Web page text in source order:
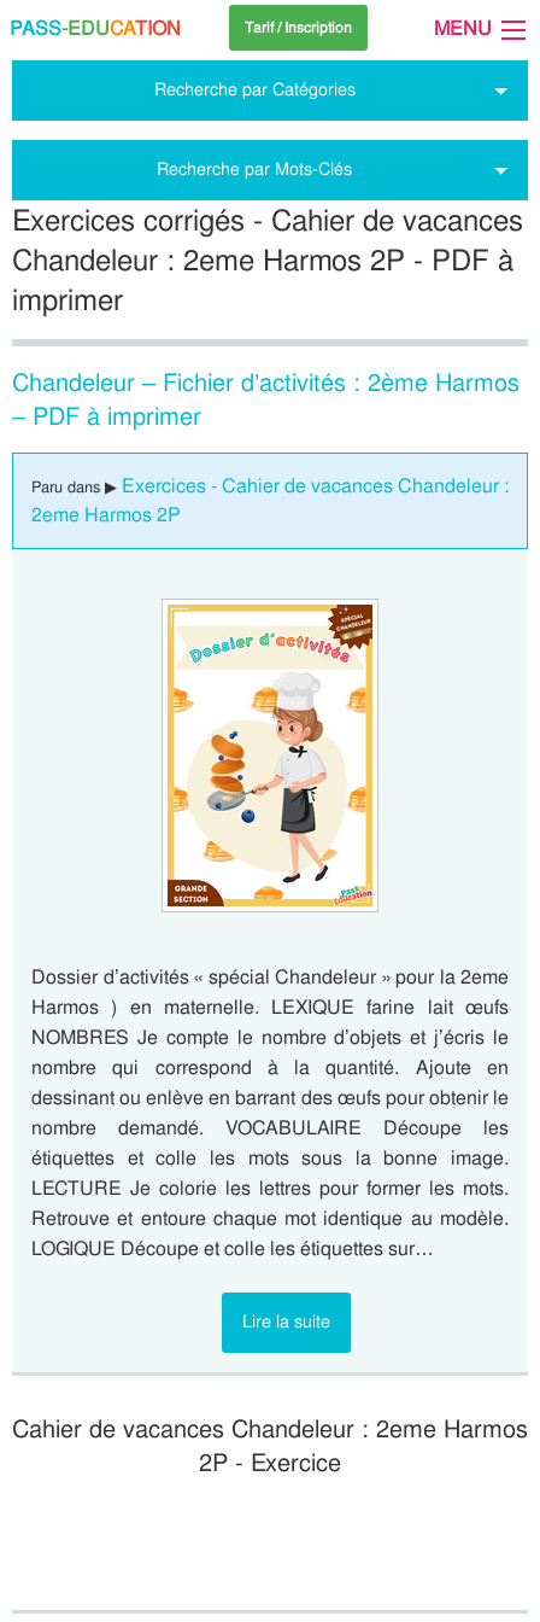
PASS-EDUCATION Tarif / Inscription MENU
Recherche par Catégories
Recherche par Mots-Clés
Exercices corrigés - Cahier de vacances
Chandeleur : 2eme Harmos 2P - PDF à
imprimer
Chandeleur – Fichier d’activités : 2ème Harmos
– PDF à imprimer
Paru dans ▶ Exercices - Cahier de vacances Chandeleur :
2eme Harmos 2P
Dossier d’activités « spécial Chandeleur » pour la 2eme
Harmos ) en maternelle. LEXIQUE farine lait œufs
NOMBRES Je compte le nombre d’objets et j’écris le
nombre qui correspond à la quantité. Ajoute en
dessinant ou enlève en barrant des œufs pour obtenir le
nombre demandé. VOCABULAIRE Découpe les
étiquettes et colle les mots sous la bonne image.
LECTURE Je colorie les lettres pour former les mots.
Retrouve et entoure chaque mot identique au modèle.
LOGIQUE Découpe et colle les étiquettes sur…
Lire la suite
Cahier de vacances Chandeleur : 2eme Harmos
2P - Exercice